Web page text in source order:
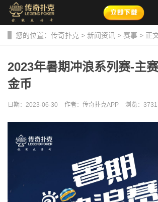
您的位置： 传奇扑克 > 新闻资讯 > 赛事 > 正
2023年暑期冲浪系列赛-主
金币
日期：2023-06-30 作者：传奇扑克APP 浏览： 3731